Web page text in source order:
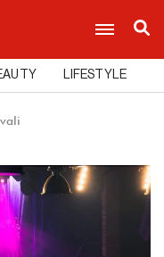
LIFESTYLE